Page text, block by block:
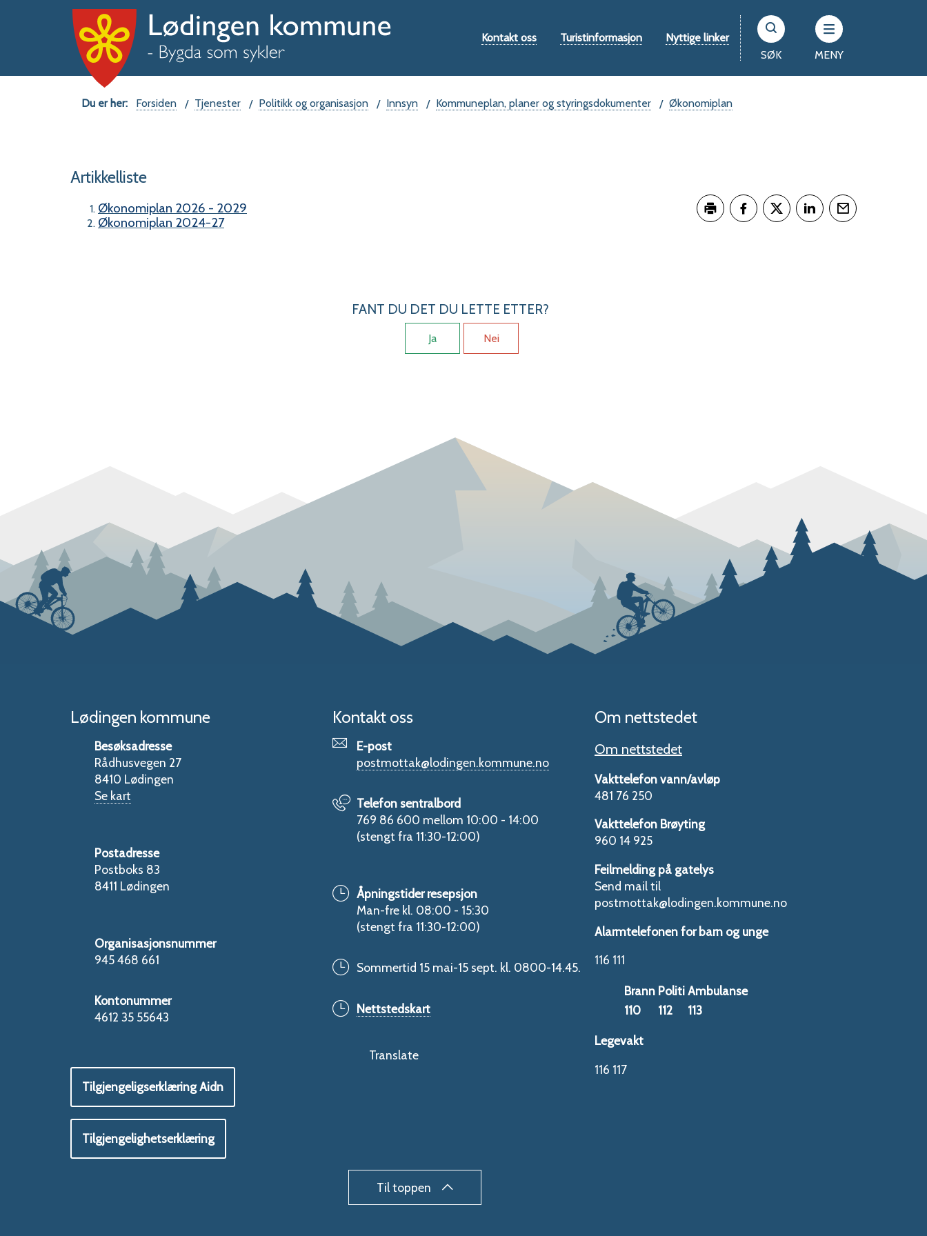
Kontakt oss Turistinformasjon
Nyttige linker
SØK
MENY
Du
her:
Forsiden Tjenester Politikk og organisasjon Innsyn Kommuneplan, planer og styringsdokumenter Økonomiplan
Artikkelliste
Økonomiplan 2026 - 2029
Økonomiplan 2024-27
FANT DU DET DU LETTE ETTER?
Ja Nei
Lødingen kommune
Besøksadresse
Rådhusvegen 27
8410 Lødingen
Se kart
Postadresse
Postboks 83
8411 Lødingen
Organisasjonsnummer
945 468 661
Kontonummer
4612 35 55643
Tilgjengeligserklæring Aidn
Tilgjengelighetserklæring
Kontakt oss
E-post
postmottak@lodingen.kommune.no
Telefon sentralbord
769 86 600 mellom 10:00 - 14:00
(stengt fra 11:30-12:00)
Åpningstider resepsjon
Man-fre kl. 08:00 - 15:30
(stengt fra 11:30-12:00)
Sommertid 15 mai-15 sept. kl. 0800-14.45.
Nettstedskart
Translate
Om nettstedet
Om nettstedet
Vakttelefon vann/avløp
481 76 250
Vakttelefon Brøyting
960 14 925
Feilmelding på gatelys
Send mail til
postmottak@lodingen.kommune.no
Alarmtelefonen for barn og unge
116 111
Brann PolitiAmbulanse
110
112 113
Legevakt
116 117
Til toppen